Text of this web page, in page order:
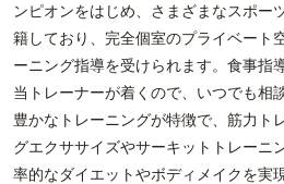
ンピオンをはじめ、さまざまなスポー
籍しており、完全個室のプライベート
ーニング指導を受けられます。食事指
当トレーナーが着くので、いつでも相
豊かなトレーニングが特徴で、筋力ト
グエクササイズやサーキットトレーニ
率的なダイエットやボディメイクを実